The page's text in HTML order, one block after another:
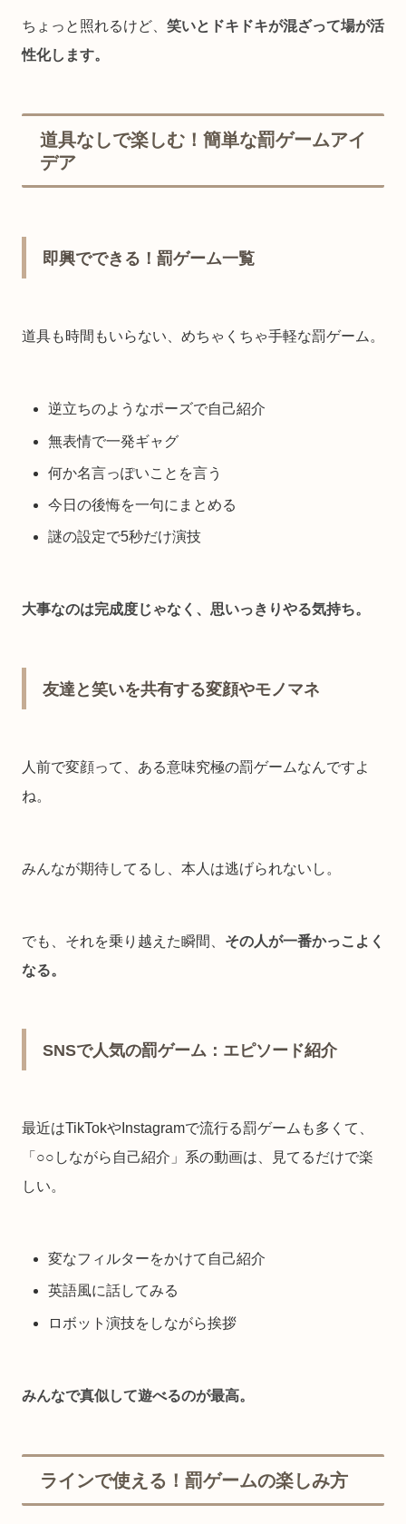
ちょっと照れるけど、 笑いとドキドキが混ざって場が活
性化します。
道具なしで楽しむ！簡単な罰ゲームアイ
デア
即興でできる！罰ゲーム一覧
道具も時間もいらない、めちゃくちゃ手軽な罰ゲーム。
逆立ちのようなポーズで自己紹介
無表情で一発ギャグ
何か名言っぽいことを言う
今日の後悔を一句にまとめる
謎の設定で5秒だけ演技
大事なのは完成度じゃなく、思いっきりやる気持ち。
友達と笑いを共有する変顔やモノマネ
人前で変顔って、ある意味究極の罰ゲームなんですよ
ね。
みんなが期待してるし、本人は逃げられないし。
でも、それを乗り越えた瞬間、 その人が一番かっこよく
なる。
SNSで人気の罰ゲーム：エピソード紹介
最近はTikTokやInstagramで流行る罰ゲームも多くて、
「○○しながら自己紹介」系の動画は、見てるだけで楽
しい。
変なフィルターをかけて自己紹介
英語風に話してみる
ロボット演技をしながら挨拶
みんなで真似して遊べるのが最高。
ラインで使える！罰ゲームの楽しみ方